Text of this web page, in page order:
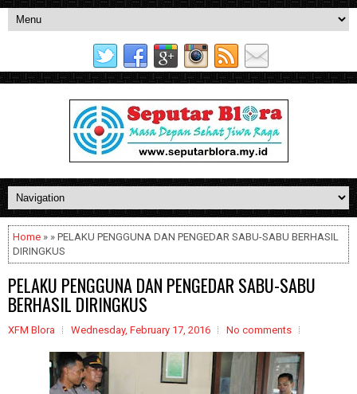
Home » » PELAKU PENGGUNA DAN PENGEDAR SABU-SABU BERHASIL
DIRINGKUS
PELAKU PENGGUNA DAN PENGEDAR SABU-SABU
BERHASIL DIRINGKUS
XFM Blora Wednesday, February 17, 2016 No comments